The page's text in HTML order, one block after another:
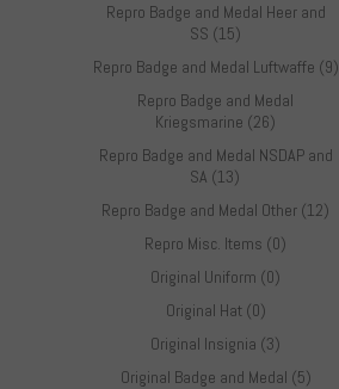
Repro Badge and Medal Heer and
SS (15)
Repro Badge and Medal Luftwaffe (9)
Repro Badge and Medal
Kriegsmarine (26)
Repro Badge and Medal NSDAP and
SA (13)
Repro Badge and Medal Other (12)
Repro Misc. Items (0)
Original Uniform (0)
Original Hat (0)
Original Insignia (3)
Original Badge and Medal (5)